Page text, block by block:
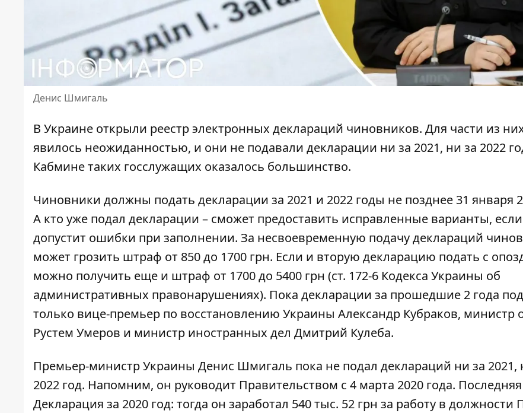
Денис Шмигаль
В Украине открыли реестр электронных деклараций чиновников. Для части из
явилось неожиданностью, и они не подавали декларации ни за 2021, ни за 2022
Кабмине таких госслужащих оказалось большинство.
Чиновники должны подать декларации за 2021 и 2022 годы не позднее 31 января
А кто уже подал декларации – сможет предоставить исправленные варианты, если
допустит ошибки при заполнении. За несвоевременную подачу деклараций
может грозить штраф от 850 до 1700 грн. Если и вторую декларацию подать с
можно получить еще и штраф от 1700 до 5400 грн (ст. 172-6 Кодекса Украины об
административных правонарушениях). Пока декларации за прошедшие 2 года
только вице-премьер по восстановлению Украины Александр Кубраков, министр
Рустем Умеров и министр иностранных дел Дмитрий Кулеба.
Премьер-министр Украины Денис Шмигаль пока не подал деклараций ни за 2021,
2022 год. Напомним, он руководит Правительством с 4 марта 2020 года. Последняя
Декларация за 2020 год: тогда он заработал 540 тыс. 52 грн за работу в должности